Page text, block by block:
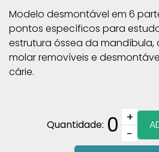
Modelo desmontável em 6
pontos específicos para
estrutura óssea da mandíbula,
molar removíveis e
cárie.
Quantidade: 0
+
−